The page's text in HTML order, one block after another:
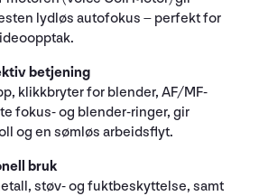
lydløs autofokus – perfekt for
betjening
klikkbryter for blender, AF/MF-
fokus- og blender-ringer, gir
og en sømløs arbeidsflyt.
bruk
støv- og fuktbeskyttelse, samt